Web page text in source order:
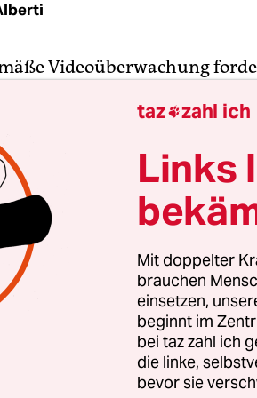
Videoüberwachung
Gruppen dürften in der
der Mann – „wir müssen
zwar besser heute als
Intensivtäter
Viel Applaus erhält er dafür
von der SPD – und keinen
da dem Parteibuch nach kein
Raed Saleh.
instinktiv eher hinter
ans Mikro: Bei 90 Prozent
taz zahl ich
Links
Mit doppelter
brauchen
einsetzen,
beginnt im
bei taz zahl ich
die linke,
bevor sie